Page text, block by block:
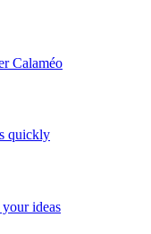
Calaméo
quickly
ideas